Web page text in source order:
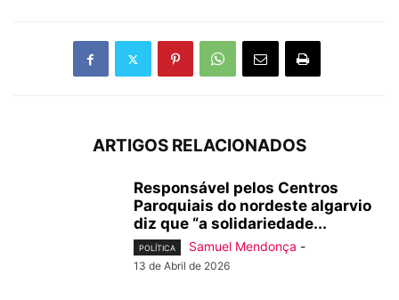
ARTIGOS RELACIONADOS
Responsável pelos Centros
Paroquiais do nordeste algarvio
diz que “a solidariedade...
POLÍTICA Samuel Mendonça -
13 de Abril de 2026